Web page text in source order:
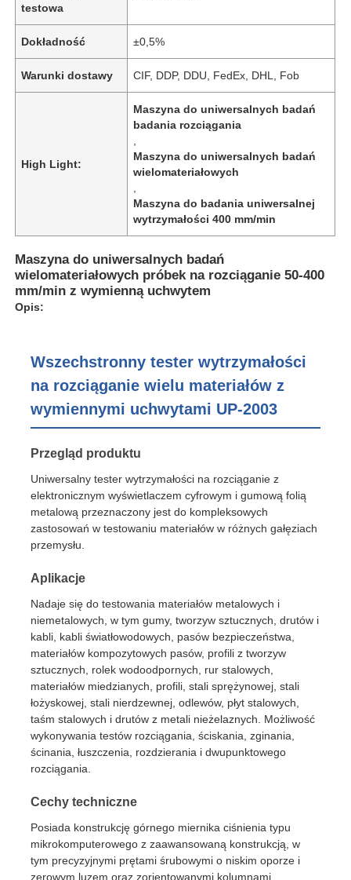
Dom
Produkty
O nas
Wycieczka po fabryce
Kontrola jakości
Skontaktuj się z nami
Poprosić o wycenę
Sprzęt do badań laboratoryjnych
Komora do badań środowiskowych
Uniwersalna maszyna testująca
testowa
Dokładność ±0,5%
Warunki dostawy CIF, DDP, DDU, FedEx, DHL, Fob
High Light:
Maszyna do uniwersalnych badań
badania rozciągania
Maszyna do uniwersalnych badań
wielomateriałowych
Maszyna do badania uniwersalnej
wytrzymałości 400 mm/min
Maszyna do uniwersalnych badań
wielomateriałowych próbek na rozciąganie 50-400
mm/min z wymienną uchwytem
Opis:
Wszechstronny tester wytrzymałości
na rozciąganie wielu materiałów z
wymiennymi uchwytami UP-2003
Przegląd produktu
Uniwersalny tester wytrzymałości na rozciąganie z
elektronicznym wyświetlaczem cyfrowym i gumową folią
metalową przeznaczony jest do kompleksowych
zastosowań w testowaniu materiałów w różnych gałęziach
przemysłu.
Aplikacje
Nadaje się do testowania materiałów metalowych i
niemetalowych, w tym gumy, tworzyw sztucznych, drutów i
kabli, kabli światłowodowych, pasów bezpieczeństwa,
materiałów kompozytowych pasów, profili z tworzyw
sztucznych, rolek wodoodpornych, rur stalowych,
materiałów miedzianych, profili, stali sprężynowej, stali
łożyskowej, stali nierdzewnej, odlewów, płyt stalowych,
taśm stalowych i drutów z metali nieżelaznych. Możliwość
wykonywania testów rozciągania, ściskania, zginania,
ścinania, łuszczenia, rozdzierania i dwupunktowego
rozciągania.
Cechy techniczne
Posiada konstrukcję górnego miernika ciśnienia typu
mikrokomputerowego z zaawansowaną konstrukcją, w
tym precyzyjnymi prętami śrubowymi o niskim oporze i
zerowym luzem oraz zorientowanymi kolumnami.